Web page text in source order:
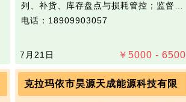
列、补货、库存盘点与损耗管控；监督…
电话：18909903057
￥ 5000 - 6500
7月21日
克拉玛依市昊源天成能源科技有限